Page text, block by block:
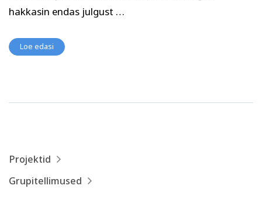
Facebook
hakkasin endas julgust …
Loe edasi
Projektid
Grupitellimused